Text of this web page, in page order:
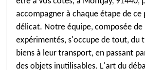
accompagner à chaque étape de ce
délicat. Notre équipe, composée de
expérimentés, s'occupe de tout, du
biens à leur transport, en passant
des objets inutilisables. L'art du